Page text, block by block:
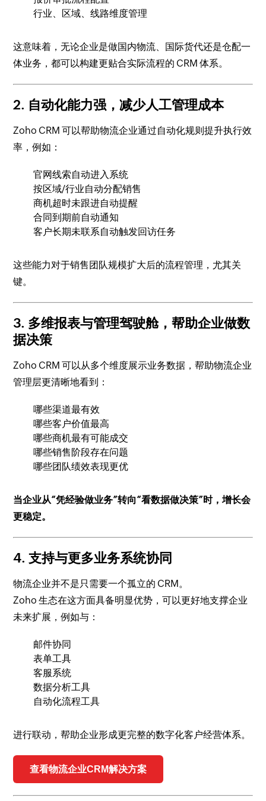
行业、区域、线路维度管理
这意味着，无论企业是做国内物流、国际货代还是仓配一
体业务，都可以构建更贴合实际流程的 CRM 体系。
2. 自动化能力强，减少人工管理成本
Zoho CRM 可以帮助物流企业通过自动化规则提升执行效
率，例如：
官网线索自动进入系统
按区域/行业自动分配销售
商机超时未跟进自动提醒
合同到期前自动通知
客户长期未联系自动触发回访任务
这些能力对于销售团队规模扩大后的流程管理，尤其关
键。
3. 多维报表与管理驾驶舱，帮助企业做数
据决策
Zoho CRM 可以从多个维度展示业务数据，帮助物流企业
管理层更清晰地看到：
哪些渠道最有效
哪些客户价值最高
哪些商机最有可能成交
哪些销售阶段存在问题
哪些团队绩效表现更优
当企业从“凭经验做业务”转向“看数据做决策”时，增长会
更稳定。
4. 支持与更多业务系统协同
物流企业并不是只需要一个孤立的 CRM。
Zoho 生态在这方面具备明显优势，可以更好地支撑企业
未来扩展，例如与：
邮件协同
表单工具
客服系统
数据分析工具
自动化流程工具
进行联动，帮助企业形成更完整的数字化客户经营体系。
查看物流企业CRM解决方案